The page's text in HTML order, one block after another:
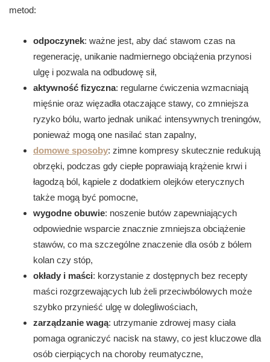
metod:
odpoczynek: ważne jest, aby dać stawom czas na
regenerację, unikanie nadmiernego obciążenia przynosi
ulgę i pozwala na odbudowę sił,
aktywność fizyczna: regularne ćwiczenia wzmacniają
mięśnie oraz więzadła otaczające stawy, co zmniejsza
ryzyko bólu, warto jednak unikać intensywnych treningów,
ponieważ mogą one nasilać stan zapalny,
domowe sposoby: zimne kompresy skutecznie redukują
obrzęki, podczas gdy ciepłe poprawiają krążenie krwi i
łagodzą ból, kąpiele z dodatkiem olejków eterycznych
także mogą być pomocne,
wygodne obuwie: noszenie butów zapewniających
odpowiednie wsparcie znacznie zmniejsza obciążenie
stawów, co ma szczególne znaczenie dla osób z bólem
kolan czy stóp,
okłady i maści: korzystanie z dostępnych bez recepty
maści rozgrzewających lub żeli przeciwbólowych może
szybko przynieść ulgę w dolegliwościach,
zarządzanie wagą: utrzymanie zdrowej masy ciała
pomaga ograniczyć nacisk na stawy, co jest kluczowe dla
osób cierpiących na choroby reumatyczne,